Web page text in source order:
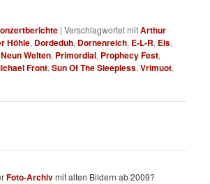
|Verschlagwortet mitArthur
Höhle, Dordeduh, Dornenreich, E-L-R, Eis,
Neun Welten, Primordial, Prophecy Fest,
Front,Sun Of The Sleepless,Vrimuot,
Foto-Archivmit alten Bildern ab 2009?